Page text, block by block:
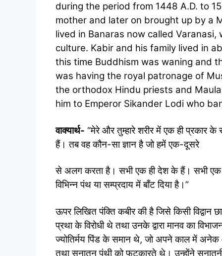
during the period from 1448 A.D. to
mother and later on brought up by a
lived in Banaras now called
culture. Kabir and his family lived in
this time Buddhism was waning and
was having the royal patronage of
the orthodox Hindu priests and
him to Emperor Sikander Lodi who
वाक्यार्थ- “मेरे और तुम्हारे शरीर में एक ही प्रकार
हैं। तब वह कौन-सा ज्ञान है जो हमें एक-दूसरे
से अलग करता है। सभी एक ही देश के हैं। सभी एक
विभिन्न पंथ या सम्प्रदाय में बाँट दिया है।”
ऊपर लिखित पंक्ति कबीर की है जिसे किसी विद्वान
प्रथा के विरोधी थे तथा उनके द्वारा मानव का
ज्योतिर्मय पिंड के समान थे, जो अपने काल में अनेक
तथा सनातन पंथी को फटकारते थे। उन्होंने